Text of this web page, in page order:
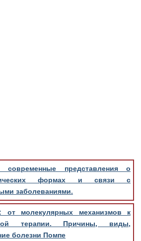
современные представления о
формах и связи с
заболеваниями.
от молекулярных механизмов к
терапии. Причины, виды,
болезни Помпе